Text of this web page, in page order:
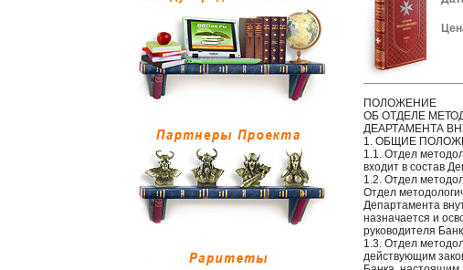
ПОЛОЖЕНИЕ
ОБ ОТДЕЛЕ
ДЕАРТАМЕНТА
1. ОБЩИЕ
1.1. Отдел
входит в состав
1.2. Отдел
Отдел
Департамента
назначается и
руководителя
1.3. Отдел
действующим